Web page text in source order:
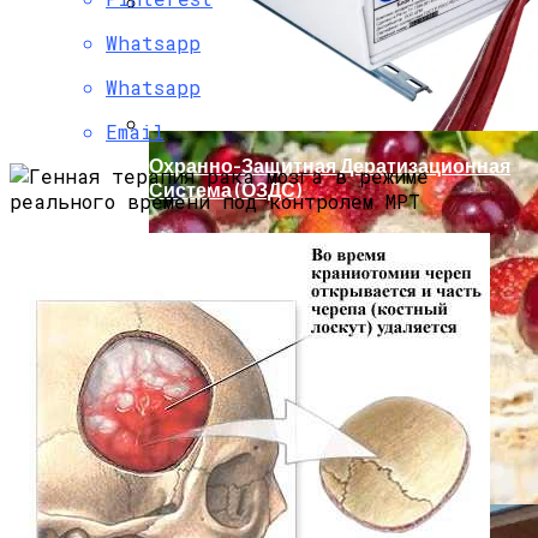
Как Правильно Выбрать Дом Для
Северной Стороны Участка
Мода Для Бизнес-Леди: Как Совмещать
Стиль И Предпринимательство
Охранно-Защитная Дератизационная
Система (ОЗДС)
Whatsapp
Whatsapp
Email